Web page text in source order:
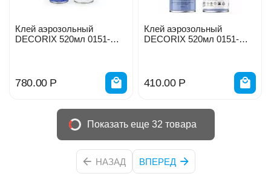
Клей аэрозольный
DECORIX 520мл 0151-
780.00 Р
Клей аэрозольный
DECORIX 520мл 0151-
410.00 Р
Показать еще 32 товара
НАЗАД ВПЕРЕД